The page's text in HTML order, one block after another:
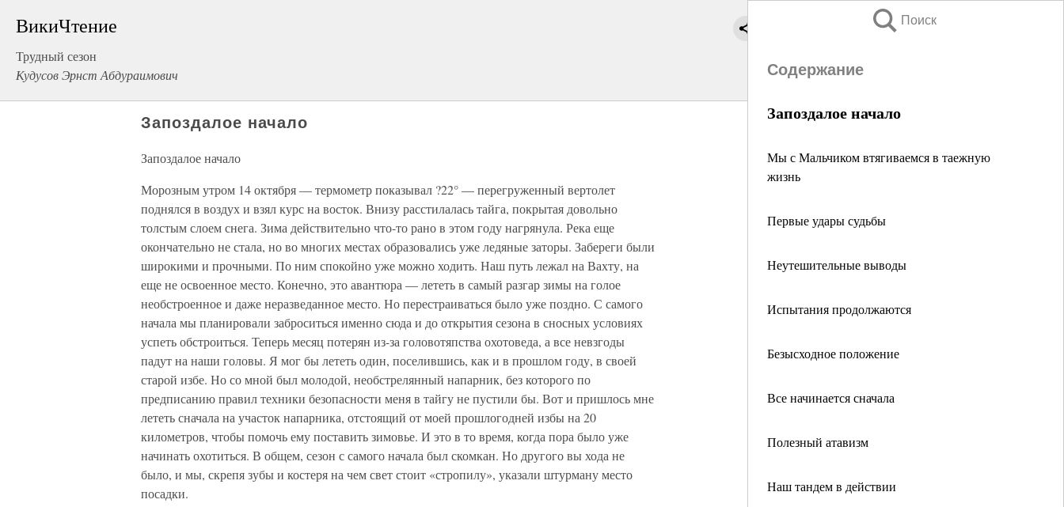
ВикиЧтение
Трудный сезон
Кудусов Эрнст Абдураимович
Поиск
Содержание
Запоздалое начало
Мы с Мальчиком втягиваемся в таежную
жизнь
Первые удары судьбы
Неутешительные выводы
Испытания продолжаются
Безысходное положение
Все начинается сначала
Полезный атавизм
Наш тандем в действии
Запоздалое начало
Запоздалое начало
Морозным утром 14 октября — термометр показывал ?22° — перегруженный вертолет
поднялся в воздух и взял курс на восток. Внизу расстилалась тайга, покрытая довольно
толстым слоем снега. Зима действительно что-то рано в этом году нагрянула. Река еще
окончательно не стала, но во многих местах образовались уже ледяные заторы. Забереги были
широкими и прочными. По ним спокойно уже можно ходить. Наш путь лежал на Вахту, на
еще не освоенное место. Конечно, это авантюра — лететь в самый разгар зимы на голое
необстроенное и даже неразведанное место. Но перестраиваться было уже поздно. С самого
начала мы планировали заброситься именно сюда и до открытия сезона в сносных условиях
успеть обстроиться. Теперь месяц потерян из-за головотяпства охотоведа, а все невзгоды
падут на наши головы. Я мог бы лететь один, поселившись, как и в прошлом году, в своей
старой избе. Но со мной был молодой, необстрелянный напарник, без которого по
предписанию правил техники безопасности меня в тайгу не пустили бы. Вот и пришлось мне
лететь сначала на участок напарника, отстоящий от моей прошлогодней избы на 20
километров, чтобы помочь ему поставить зимовье. И это в то время, когда пора было уже
начинать охотиться. В общем, сезон с самого начала был скомкан. Но другого вы хода не
было, и мы, скрепя зубы и костеря на чем свет стоит «стропилу», указали штурману место
посадки.